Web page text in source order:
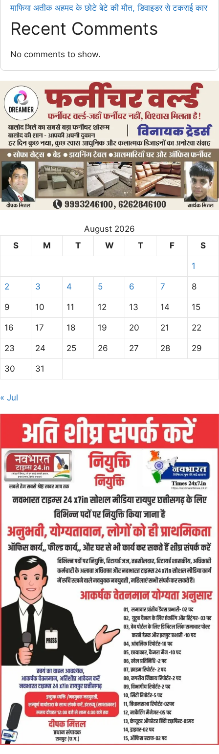
माफिया अतीक अहमद के छोटे बेटे की मौत, डिवाइडर से टकराई कार
Recent Comments
No comments to show.
August 2026
S
M T W T F S
1
2 3 4 5 6 7 8
9 10 11 12 13 14 15
16 17 18 19 20 21 22
23 24 25 26 27 28 29
30 31
« Jul